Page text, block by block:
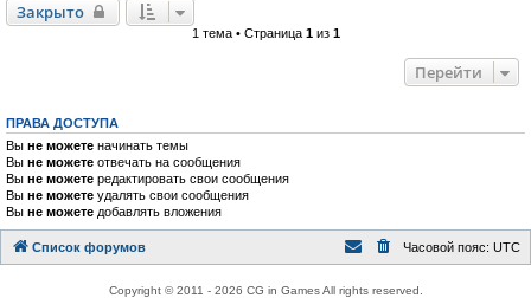
Закрыто
1 тема • Страница 1из 1
Перейти
ПРАВА ДОСТУПА
Вы не можете начинать темы
Вы не можете отвечать на сообщения
Вы не можете редактировать свои сообщения
Вы не можете удалять свои сообщения
Вы не можете добавлять вложения
Список форумов Часовой пояс: UTC
Copyright © 2011 - 2026 CG in Games All rights reserved.